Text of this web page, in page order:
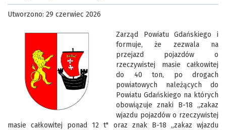
Utworzono: 29 czerwiec 2026
Zarząd Powiatu Gdańskiego i
formuje, że zezwala na
przejazd pojazdów o
rzeczywistej masie całkowitej
do 40 ton, po drogach
powiatowych należących do
Powiatu Gdańskiego na których
obowiązuje znaki B-18 „zakaz
wjazdu pojazdów o rzeczywistej
masie całkowitej ponad 12 t" oraz znak B-18 „zakaz wjazdu